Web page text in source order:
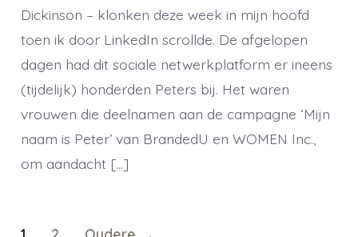
Dickinson – klonken deze week in mijn hoofd
toen ik door LinkedIn scrollde. De afgelopen
dagen had dit sociale netwerkplatform er ineens
(tijdelijk) honderden Peters bij. Het waren
vrouwen die deelnamen aan de campagne ‘Mijn
naam is Peter’ van BrandedU en WOMEN Inc.,
om aandacht […]